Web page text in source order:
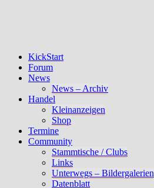
KickStart
Forum
News
News – Archiv
Handel
Kleinanzeigen
Shop
Termine
Community
Stammtische / Clubs
Links
Unterwegs – Bildergalerien
Datenblatt